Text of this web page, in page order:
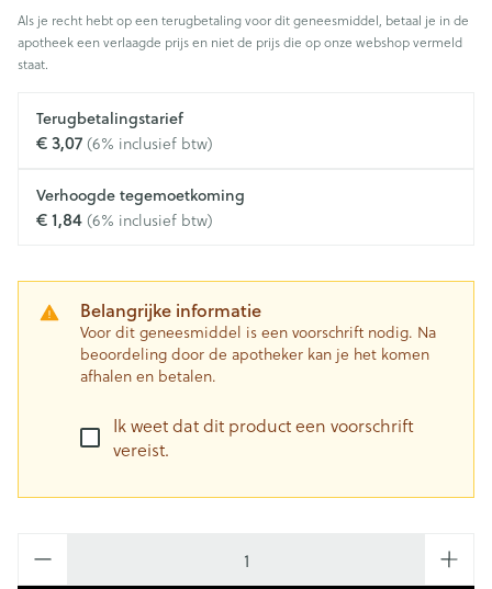
Als je recht hebt op een terugbetaling voor dit geneesmiddel, betaal je in de
apotheek een verlaagde prijs en niet de prijs die op onze webshop vermeld
staat.
Terugbetalingstarief
€ 3,07(6% inclusief btw)
Verhoogde tegemoetkoming
€ 1,84(6% inclusief btw)
Belangrijke informatie
Voor dit geneesmiddel is een voorschrift nodig. Na
beoordeling door de apotheker kan je het komen
afhalen en betalen.
Ik weet dat dit product een voorschrift
vereist.